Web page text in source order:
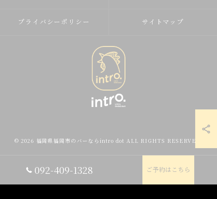
092-409-1328 ご予約はこちら
プライバシーポリシー サイトマップ
© 2026 福岡県福岡市のバーならintro dot ALL RIGHTS RESERVED.